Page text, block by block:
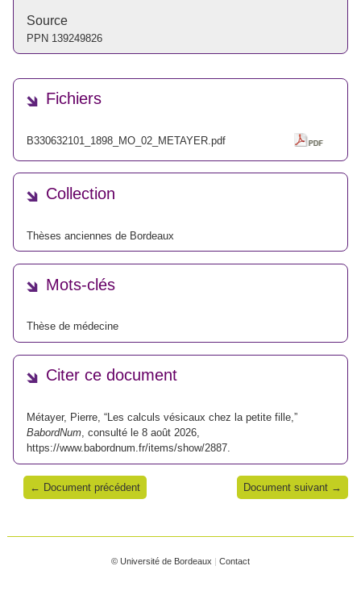
Source
PPN 139249826
Fichiers
B330632101_1898_MO_02_METAYER.pdf
Collection
Thèses anciennes de Bordeaux
Mots-clés
Thèse de médecine
Citer ce document
Métayer, Pierre, “Les calculs vésicaux chez la petite fille,”
BabordNum , consulté le 8 août 2026,
https://www.babordnum.fr/items/show/2887
← Document précédent Document suivant →
© Université de Bordeaux | Contact